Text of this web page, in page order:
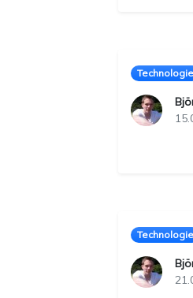
Technologie
Technologie